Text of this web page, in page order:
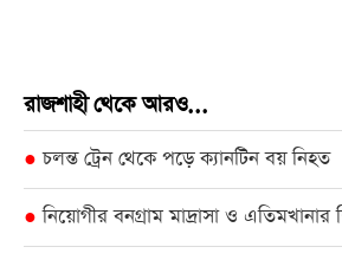
রাজশাহী থেকে আরও...
● চলন্ত ট্রেন থেকে পড়ে ক্যানটিন বয় নিহত
● নিয়োগীর বনগ্রাম মাদ্রাসা ও এতিমখানার